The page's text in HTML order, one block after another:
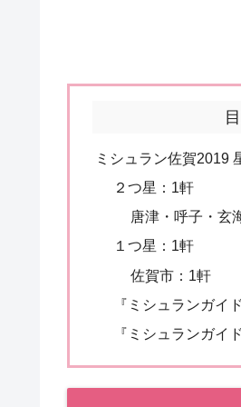
ミシュラン佐賀2019
２つ星：1軒
唐津・呼子・玄
１つ星：1軒
佐賀市：1軒
『ミシュランガイ
『ミシュランガイ